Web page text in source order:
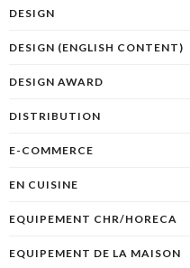
DESIGN
DESIGN (ENGLISH CONTENT)
DESIGN AWARD
DISTRIBUTION
E-COMMERCE
EN CUISINE
EQUIPEMENT CHR/HORECA
EQUIPEMENT DE LA MAISON